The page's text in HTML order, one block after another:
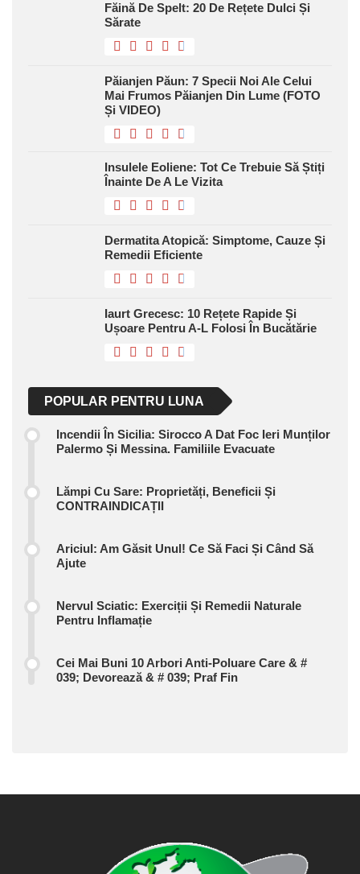
Făină De Spelt: 20 De Rețete Dulci Și
Sărate
Păianjen Păun: 7 Specii Noi Ale Celui
Mai Frumos Păianjen Din Lume (FOTO
Și VIDEO)
Insulele Eoliene: Tot Ce Trebuie Să Știți
Înainte De A Le Vizita
Dermatita Atopică: Simptome, Cauze Și
Remedii Eficiente
Iaurt Grecesc: 10 Rețete Rapide Și
Ușoare Pentru A-L Folosi În Bucătărie
POPULAR PENTRU LUNA
Incendii În Sicilia: Sirocco A Dat Foc Ieri Munților
Palermo Și Messina. Familiile Evacuate
Lămpi Cu Sare: Proprietăți, Beneficii Și
CONTRAINDICAȚII
Ariciul: Am Găsit Unul! Ce Să Faci Și Când Să
Ajute
Nervul Sciatic: Exerciții Și Remedii Naturale
Pentru Inflamație
Cei Mai Buni 10 Arbori Anti-Poluare Care & #
039; Devorează & # 039; Praf Fin